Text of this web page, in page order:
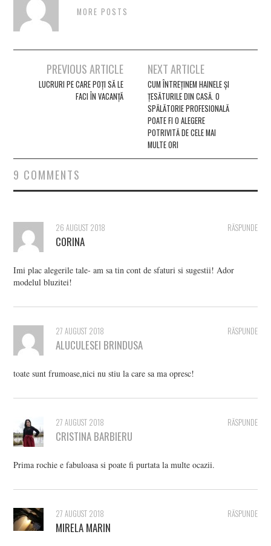
MORE POSTS
navigation
PREVIOUS ARTICLE
LUCRURI PE CARE POȚI SĂ LE
FACI ÎN VACANȚĂ
NEXT ARTICLE
CUM ÎNTREȚINEM HAINELE ȘI
ȚESĂTURILE DIN CASĂ. O
SPĂLĂTORIE PROFESIONALĂ
POATE FI O ALEGERE
POTRIVITĂ DE CELE MAI
MULTE ORI
9 COMMENTS
RĂSPUNDE
26 AUGUST 2018
CORINA
Imi plac alegerile tale- am sa tin cont de sfaturi si sugestii! Ador
modelul bluzitei!
RĂSPUNDE
27 AUGUST 2018
ALUCULESEI BRINDUSA
toate sunt frumoase,nici nu stiu la care sa ma opresc!
RĂSPUNDE
27 AUGUST 2018
CRISTINA BARBIERU
Prima rochie e fabuloasa si poate fi purtata la multe ocazii.
RĂSPUNDE
27 AUGUST 2018
MIRELA MARIN